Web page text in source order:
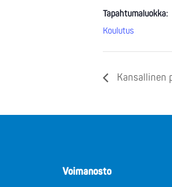
Tapahtumaluokka:
Koulutus
Kansallinen
Voimanosto